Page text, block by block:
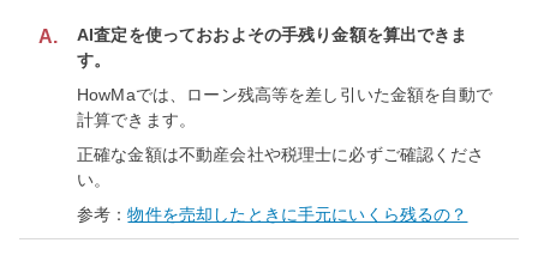
A.
AI査定を使っておおよその手残り金額を算出できま
す。
HowMaでは、ローン残高等を差し引いた金額を自動で
計算できます。
正確な金額は不動産会社や税理士に必ずご確認くださ
い。
参考：物件を売却したときに手元にいくら残るの？